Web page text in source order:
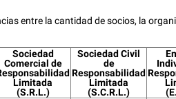
entre la cantidad de socios, la
Sociedad
Comercial de
Limitada
(S.R.L.)
Sociedad Civil
de
Responsabilidad
Limitada
(S.C.R.L.)